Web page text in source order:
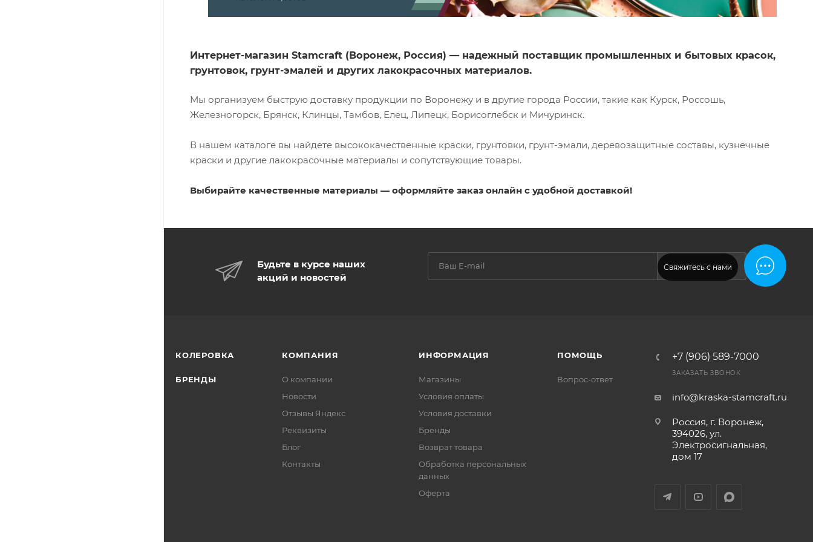
Свяжитесь с нами
Интернет-магазин Stamcraft (Воронеж, Россия) — надежный поставщик промышленных и бытовых красок,
грунтовок, грунт-эмалей и других лакокрасочных материалов.
Мы организуем быструю доставку продукции по Воронежу и в другие города России, такие как Курск, Россошь,
Железногорск, Брянск, Клинцы, Тамбов, Елец, Липецк, Борисоглебск и Мичуринск.
В нашем каталоге вы найдете высококачественные краски, грунтовки, грунт-эмали, деревозащитные составы, кузнечные
краски и другие лакокрасочные материалы и сопутствующие товары.
Выбирайте качественные материалы — оформляйте заказ онлайн с удобной доставкой!
Будьте в курсе наших
акций и новостей
ПОДПИСАТЬСЯ
КОЛЕРОВКА
БРЕНДЫ
КОМПАНИЯ
О компании
Новости
Отзывы Яндекс
Реквизиты
Блог
Контакты
ИНФОРМАЦИЯ
Магазины
Условия оплаты
Условия доставки
Бренды
Возврат товара
Обработка персональных
данных
Оферта
ПОМОЩЬ
Вопрос-ответ
+7 (906) 589-7000
ЗАКАЗАТЬ ЗВОНОК
info@kraska-stamcraft.ru
Россия, г. Воронеж,
394026, ул.
Электросигнальная,
дом 17